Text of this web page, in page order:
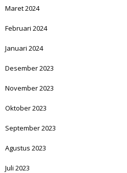
Maret 2024
Februari 2024
Januari 2024
Desember 2023
November 2023
Oktober 2023
September 2023
Agustus 2023
Juli 2023